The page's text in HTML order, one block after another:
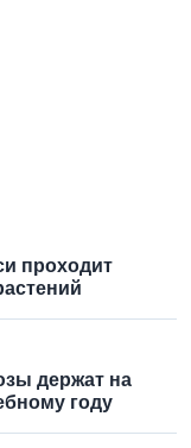
проходит
держат на
году